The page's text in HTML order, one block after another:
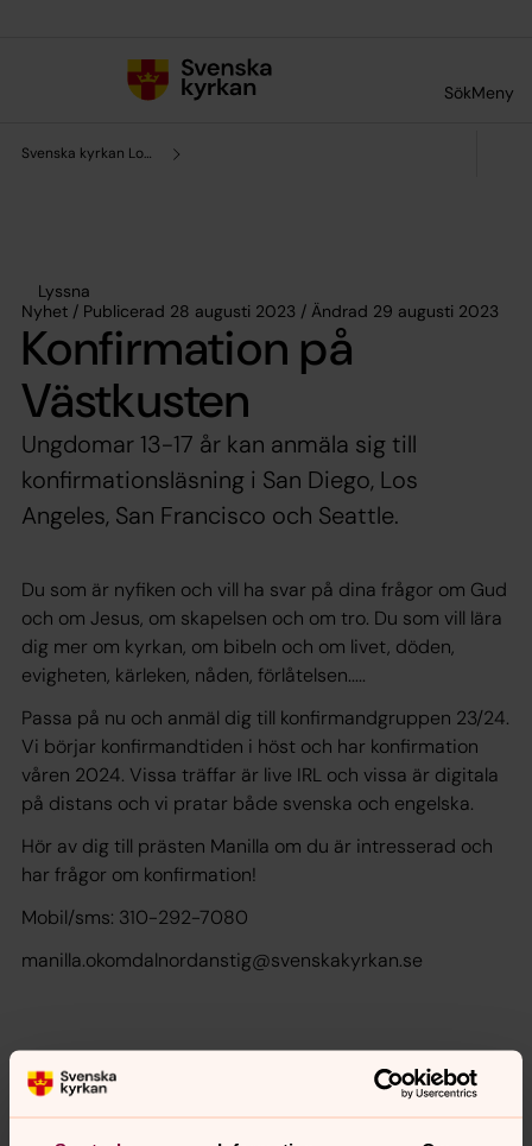
SökMeny
Svenska kyrkan Los Angeles
Lyssna
Nyhet / Publicerad 28 augusti 2023 / Ändrad 29 augusti 2023
Konfirmation på
Västkusten
Ungdomar 13-17 år kan anmäla sig till
konfirmationsläsning i San Diego, Los
Angeles, San Francisco och Seattle.
Du som är nyfiken och vill ha svar på dina frågor om Gud
och om Jesus, om skapelsen och om tro. Du som vill lära
dig mer om kyrkan, om bibeln och om livet, döden,
evigheten, kärleken, nåden, förlåtelsen.....
Passa på nu och anmäl dig till konfirmandgruppen 23/24.
Vi börjar konfirmandtiden i höst och har konfirmation
våren 2024. Vissa träffar är live IRL och vissa är digitala
på distans och vi pratar både svenska och engelska.
Hör av dig till prästen Manilla om du är intresserad och
har frågor om konfirmation!
Mobil/sms: 310-292-7080
manilla.okomdalnordanstig@svenskakyrkan.se
Synpunkter eller frågor på sidans
innehåll?